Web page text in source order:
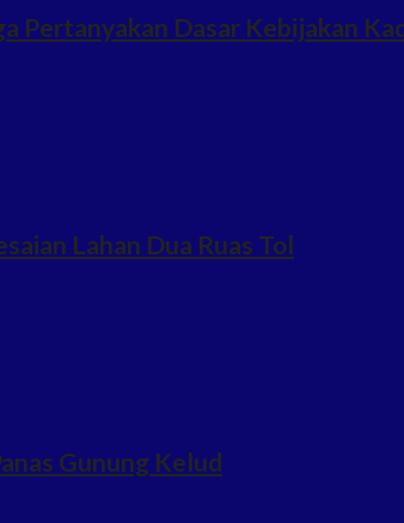
Pertanyakan Dasar Kebijakan
Lahan Dua Ruas Tol
Gunung Kelud